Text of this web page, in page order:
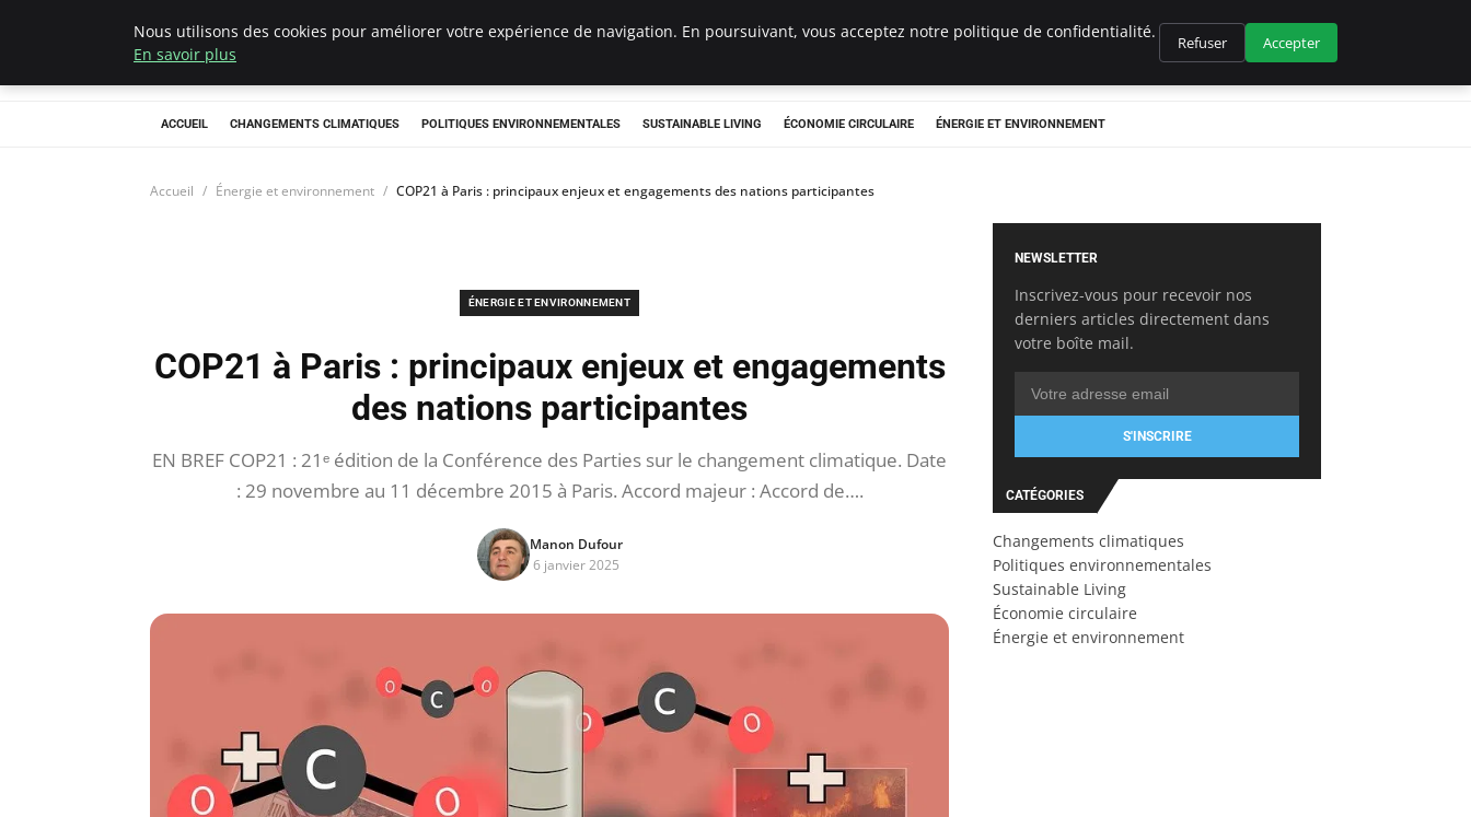
Climategatecountryclub.com
ACCUEIL CHANGEMENTS CLIMATIQUES POLITIQUES ENVIRONNEMENTALES SUSTAINABLE LIVING ÉCONOMIE CIRCULAIRE ÉNERGIE ET ENVIRONNEMENT
Accueil Énergie et environnement COP21 à Paris : principaux enjeux et engagements des nations participantes
ÉNERGIE ET ENVIRONNEMENT
COP21 à Paris : principaux enjeux et engagements
des nations participantes
EN BREF COP21 : 21ᵉ édition de la Conférence des Parties sur le changement climatique. Date
: 29 novembre au 11 décembre 2015 à Paris. Accord majeur : Accord de….
Manon Dufour
6 janvier 2025
NEWSLETTER
Inscrivez-vous pour recevoir nos
derniers articles directement dans
votre boîte mail.
S'INSCRIRE
CATÉGORIES
Changements climatiques
Politiques environnementales
Sustainable Living
Économie circulaire
Énergie et environnement
Nous utilisons des cookies pour améliorer votre expérience de navigation. En poursuivant, vous acceptez notre politique de confidentialité.
En savoir plus
Refuser Accepter